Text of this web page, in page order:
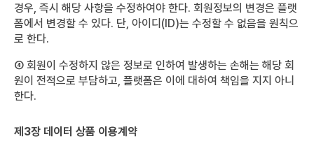
경우, 즉시 해당 사항을 수정하여야 한다. 회원정보의 변경은 플랫
폼에서 변경할 수 있다. 단, 아이디(ID)는 수정할 수 없음을 원칙으
로 한다.
④ 회원이 수정하지 않은 정보로 인하여 발생하는 손해는 해당 회
원이 전적으로 부담하고, 플랫폼은 이에 대하여 책임을 지지 아니
한다.
제3장 데이터 상품 이용계약